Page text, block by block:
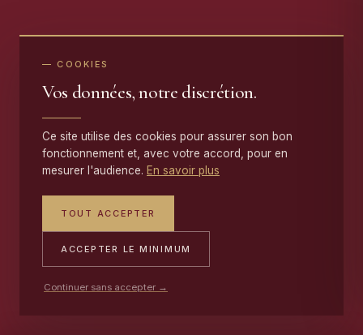
— NOTRE ENGAGEMENT
Une garantie de dix ans
surchaque restauration.
frange qui cède à nouveau : nous reprenons la
pièce sans discussion. Une réparation dure parce
qu'elle est nouée dans le tissage, jamais collée
— COOKIES
Vos données, notre discrétion.
Ce site utilise des cookies pour assurer son bon
fonctionnement et, avec votre accord, pour en
mesurer l'audience. En savoir plus
TOUT ACCEPTER
ACCEPTER LE MINIMUM
Continuer sans accepter →